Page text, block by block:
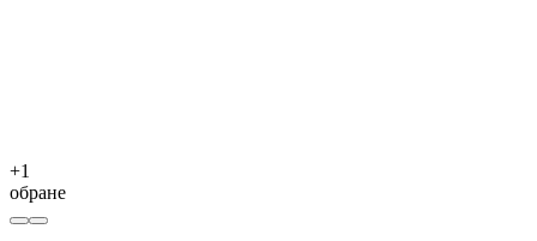
+1
обране